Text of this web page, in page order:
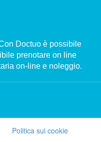
Doctuo è possibile
prenotare on line
on-line e noleggio.
Politica sui cookie